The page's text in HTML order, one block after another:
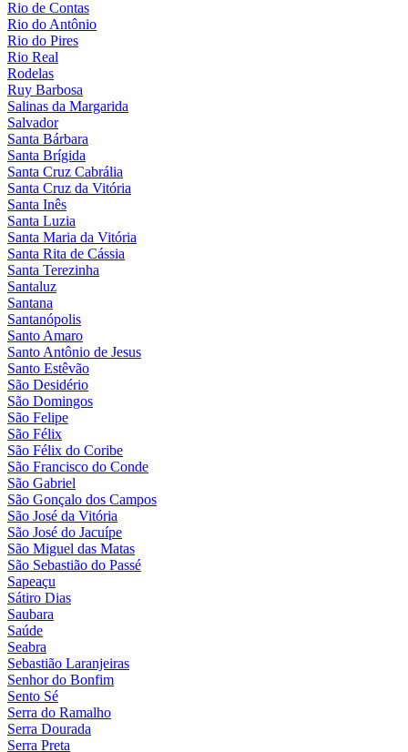
Rio de Contas
Rio do Antônio
Rio do Pires
Rio Real
Rodelas
Ruy Barbosa
Salinas da Margarida
Salvador
Santa Bárbara
Santa Brígida
Santa Cruz Cabrália
Santa Cruz da Vitória
Santa Inês
Santa Luzia
Santa Maria da Vitória
Santa Rita de Cássia
Santa Terezinha
Santaluz
Santana
Santanópolis
Santo Amaro
Santo Antônio de Jesus
Santo Estêvão
São Desidério
São Domingos
São Felipe
São Félix
São Félix do Coribe
São Francisco do Conde
São Gabriel
São Gonçalo dos Campos
São José da Vitória
São José do Jacuípe
São Miguel das Matas
São Sebastião do Passé
Sapeaçu
Sátiro Dias
Saubara
Saúde
Seabra
Sebastião Laranjeiras
Senhor do Bonfim
Sento Sé
Serra do Ramalho
Serra Dourada
Serra Preta